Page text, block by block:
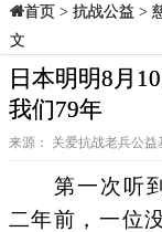
首页> 抗战公益 >
文
日本明明8月
我们79年
来源： 关爱抗战老兵公益
第一次听到
二年前，一位